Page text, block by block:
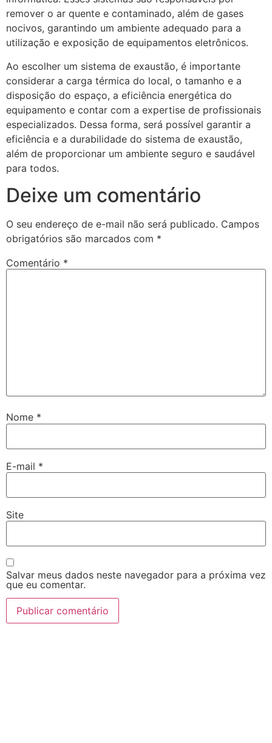
remover o ar quente e contaminado, além de gases
nocivos, garantindo um ambiente adequado para a
utilização e exposição de equipamentos eletrônicos.
Ao escolher um sistema de exaustão, é importante
considerar a carga térmica do local, o tamanho e a
disposição do espaço, a eficiência energética do
equipamento e contar com a expertise de profissionais
especializados. Dessa forma, será possível garantir a
eficiência e a durabilidade do sistema de exaustão,
além de proporcionar um ambiente seguro e saudável
para todos.
Deixe um comentário
O seu endereço de e-mail não será publicado. Campos
obrigatórios são marcados com *
Comentário *
Nome *
E-mail *
Site
Salvar meus dados neste navegador para a próxima vez
que eu comentar.